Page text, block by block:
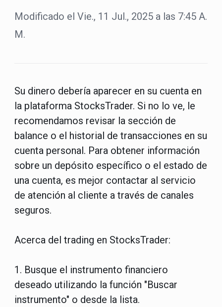
Modificado el Vie., 11 Jul., 2025 a las 7:45 A.
M.
Su dinero debería aparecer en su cuenta en
la plataforma StocksTrader. Si no lo ve, le
recomendamos revisar la sección de
balance o el historial de transacciones en su
cuenta personal. Para obtener información
sobre un depósito específico o el estado de
una cuenta, es mejor contactar al servicio
de atención al cliente a través de canales
seguros.
Acerca del trading en StocksTrader:
1. Busque el instrumento financiero
deseado utilizando la función "Buscar
instrumento" o desde la lista.